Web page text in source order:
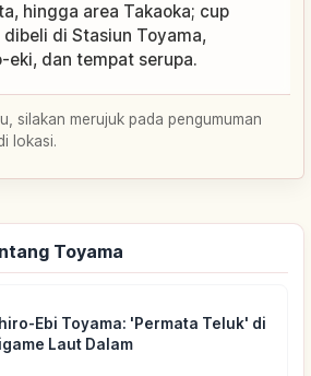
hingga area Takaoka; cup
di Stasiun Toyama,
eki, dan tempat serupa.
silakan merujuk pada pengumuman
lokasi.
Toyama
Ebi Toyama: 'Permata Teluk' di
Laut Dalam